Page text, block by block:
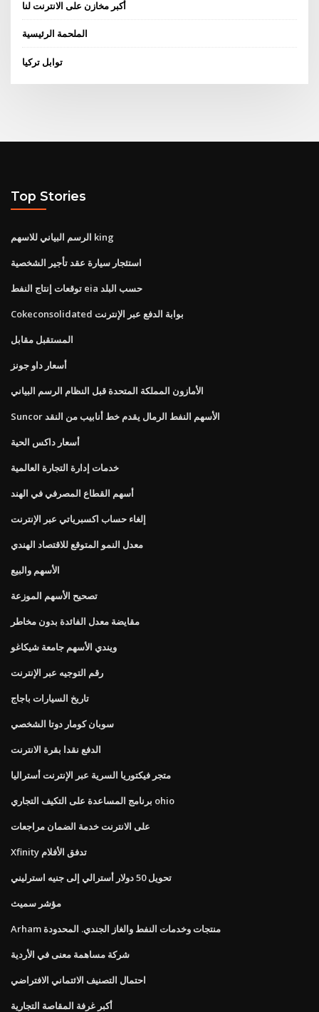
أكبر مخازن على الانترنت لنا
الملحمة الرئيسية
توابل تركيا
Top Stories
الرسم البياني للاسهم king
استئجار سيارة عقد تأجير الشخصية
توقعات إنتاج النفط eia حسب البلد
Cokeconsolidated بوابة الدفع عبر الإنترنت
المستقبل مقابل
أسعار داو جونز
الأمازون المملكة المتحدة قبل النظام الرسم البياني
Suncor الأسهم النفط الرمال يقدم خط أنابيب من النقد
أسعار داكس الحية
خدمات إدارة التجارة العالمية
أسهم القطاع المصرفي في الهند
إلغاء حساب اكسبرياتي عبر الإنترنت
معدل النمو المتوقع للاقتصاد الهندي
الأسهم والبيع
تصحيح الأسهم الموزعة
مقايضة معدل الفائدة بدون مخاطر
ويندي الأسهم جامعة شيكاغو
رقم التوجيه عبر الإنترنت
تاريخ السيارات باجاج
سوبان كومار دوتا الشخصي
الدفع نقدا بقرة الانترنت
متجر فيكتوريا السرية عبر الإنترنت أستراليا
برنامج المساعدة على التكيف التجاري ohio
على الانترنت خدمة الضمان مراجعات
Xfinity تدفق الأفلام
تحويل 50 دولار أسترالي إلى جنيه استرليني
مؤشر سميث
Arham منتجات وخدمات النفط والغاز الجندي. المحدودة
شركة مساهمة معنى في الأردية
احتمال التصنيف الائتماني الافتراضي
أكبر غرفة المقاصة التجارية